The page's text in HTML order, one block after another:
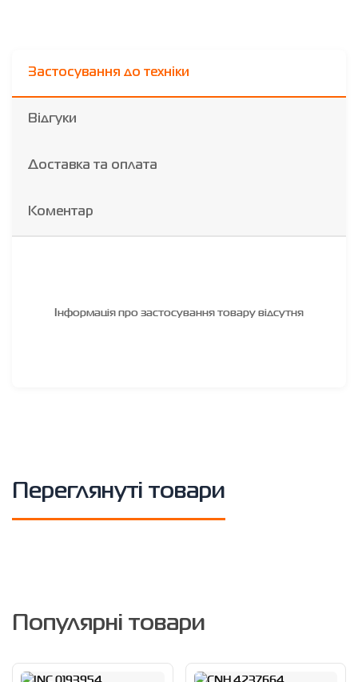
Застосування до техніки
Відгуки
Доставка та оплата
Коментар
Інформація про застосування товару відсутня
Переглянуті товари
Популярні товари